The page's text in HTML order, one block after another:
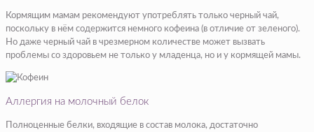
Кормящим мамам рекомендуют употреблять только черный чай,
поскольку в нём содержится немного кофеина (в отличие от зеленого).
Но даже черный чай в чрезмерном количестве может вызвать
проблемы со здоровьем не только у младенца, но и у кормящей мамы.
Аллергия на молочный белок
Полноценные белки, входящие в состав молока, достаточно